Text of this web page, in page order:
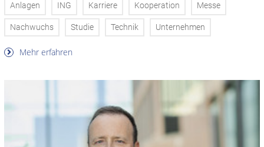
Anlagen ING Karriere Kooperation Messe
Nachwuchs Studie Technik Unternehmen
Mehr erfahren